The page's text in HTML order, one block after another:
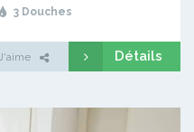
3 Douches
J'aime Détails